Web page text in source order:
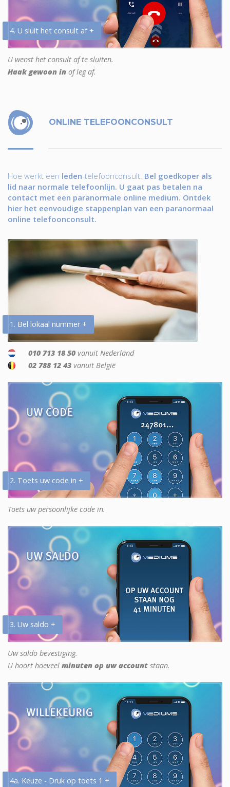
4. U sluit het consult af +
U wenst het consult af te sluiten.
Haak gewoon in of leg af.
ONLINE TELEFOONCONSULT
Hoe werkt een leden-telefoonconsult. Bel goedkoper als
lid naar normale telefoonlijn. U gaat pas betalen na
contact met een paranormale online medium. Ontdek
hier het eenvoudige stappenplan van een paranormaal
online telefoonconsult.
1. Bel lokaal nummer +
010 713 18 50 vanuit Nederland
02 788 12 43 vanuit België
2. Toets uw code in +
Toets uw persoonlijke code in.
3. Uw saldo +
Uw saldo bevestiging.
U hoort hoeveel minuten op uw account staan.
4a. Keuze - Druk op toets 1 +